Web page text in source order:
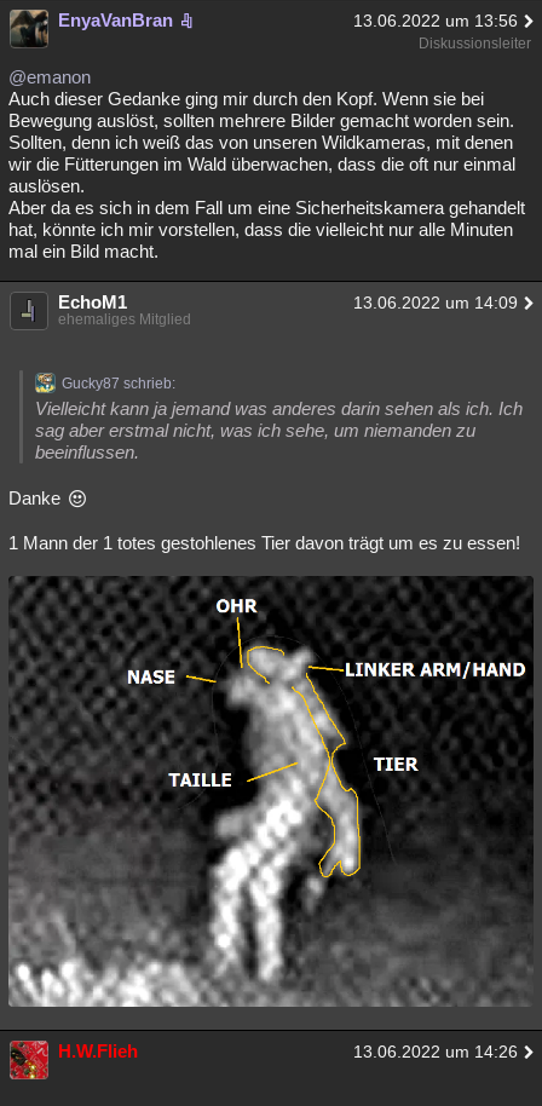
EnyaVanBran 13.06.2022 um 13:56
Diskussionsleiter
@emanon
Auch dieser Gedanke ging mir durch den Kopf. Wenn sie bei
Bewegung auslöst, sollten mehrere Bilder gemacht worden sein.
Sollten, denn ich weiß das von unseren Wildkameras, mit denen
wir die Fütterungen im Wald überwachen, dass die oft nur einmal
auslösen.
Aber da es sich in dem Fall um eine Sicherheitskamera gehandelt
hat, könnte ich mir vorstellen, dass die vielleicht nur alle Minuten
mal ein Bild macht.
EchoM1 13.06.2022 um 14:09
ehemaliges Mitglied
Gucky87 schrieb:
Vielleicht kann ja jemand was anderes darin sehen als ich. Ich
sag aber erstmal nicht, was ich sehe, um niemanden zu
beeinflussen.
Danke
1 Mann der 1 totes gestohlenes Tier davon trägt um es zu essen!
H.W.Flieh 13.06.2022 um 14:26